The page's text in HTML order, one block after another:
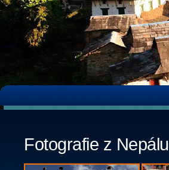
Fotografie z Nepálu